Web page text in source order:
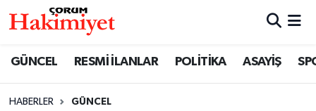
GÜNCEL RESMİ İLANLAR POLİTİKA ASAYİŞ
HABERLER GÜNCEL
Nöbetçi Eczaneler